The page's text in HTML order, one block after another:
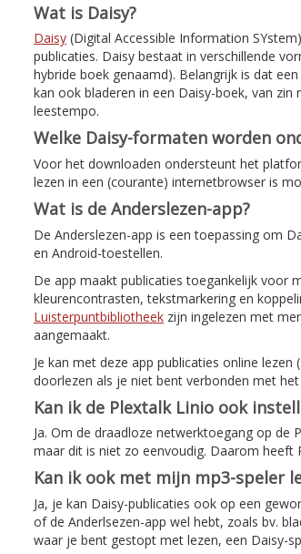
Wat is Daisy?
Daisy (Digital Accessible Information
publicaties. Daisy bestaat in verschillende
hybride boek genaamd). Belangrijk is dat
kan ook bladeren in een Daisy-boek, van
leestempo.
Welke Daisy-formaten worden
Voor het downloaden ondersteunt het
lezen in een (courante) internetbrowser is
Wat is de Anderslezen-app?
De Anderslezen-app is een toepassing om
en Android-toestellen.
De app maakt publicaties toegankelijk voor
kleurencontrasten, tekstmarkering en
Luisterpuntbibliotheek zijn ingelezen met
aangemaakt.
Je kan met deze app publicaties online
doorlezen als je niet bent verbonden met
Kan ik de Plextalk Linio ook
Ja. Om de draadloze netwerktoegang op
maar dit is niet zo eenvoudig. Daarom heeft
Kan ik ook met mijn mp3-speler
Ja, je kan Daisy-publicaties ook op een
of de Anderlsezen-app wel hebt, zoals bv.
waar je bent gestopt met lezen, een Daisy-